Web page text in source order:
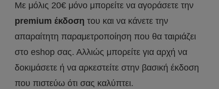
Με μόλις 20€ μόνο μπορείτε να αγοράσετε την
premium έκδοση του και να κάνετε την
απαραίτητη παραμετροποίηση που θα ταιριάζει
στο eshop σας. Αλλιώς μπορείτε για αρχή να
δοκιμάσετε ή να αρκεστείτε στην βασική έκδοση
που πιστεύω ότι σας καλύπτει.